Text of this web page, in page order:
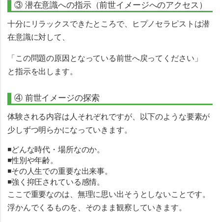
③ 潜在意識への指示（前世イメージへのアクセス）
十分にリラックスできたところで、ヒプノセラピストは潜
在意識に対して、
「この問題の原因となっている前世へ戻ってください」
と指示を出します。
④ 前世イメージの探索
体験される内容は人それぞれですが、以下のような要素が
少しずつ明らかになっていきます。
◾️どんな時代・場所なのか。
◾️性別や年齢。
◾そ️の人生での重要な出来事。
◾️強く抑圧されている感情。
ここで重要なのは、 無理に思い出そうとしないこと です。
浮かんでくるものを、そのまま観察していきます。